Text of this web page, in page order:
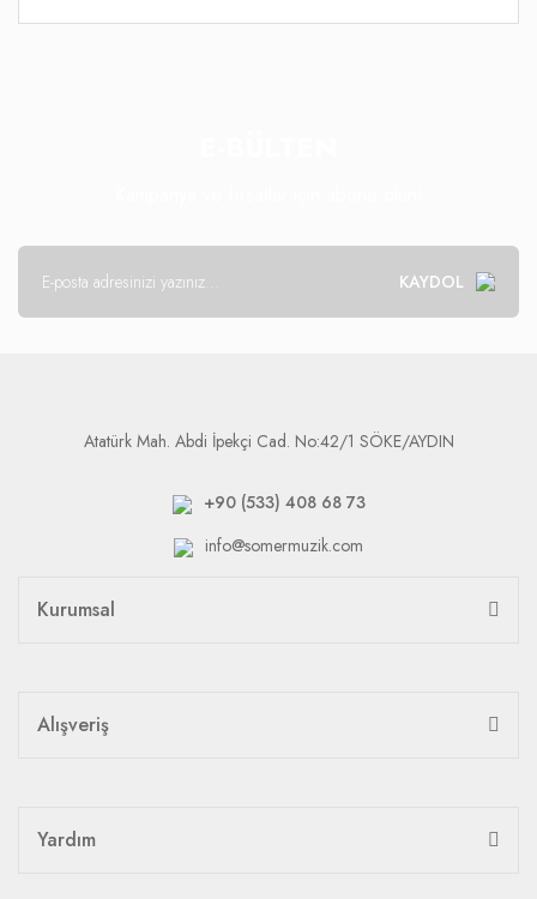
KAYDOL
Atatürk Mah. Abdi İpekçi Cad. No:42/1 SÖKE/AYDIN
+90 (533) 408 68 73
info@somermuzik.com
Kurumsal
Alışveriş
Yardım